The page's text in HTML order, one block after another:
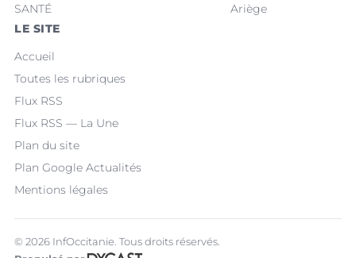
SANTÉ
Ariège
LE SITE
Accueil
Toutes les rubriques
Flux RSS
Flux RSS — La Une
Plan du site
Plan Google Actualités
Mentions légales
© 2026 InfOccitanie. Tous droits réservés.